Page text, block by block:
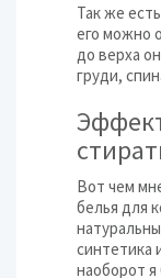
Так же
его можно
до верха
груди,
Вот чем
белья для
синтетика
наоборот я